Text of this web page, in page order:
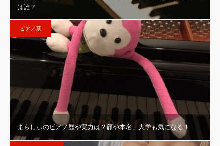
は誰？
ピアノ系
まらしぃのピアノ歴や実力は？顔や本名、大学も気になる！